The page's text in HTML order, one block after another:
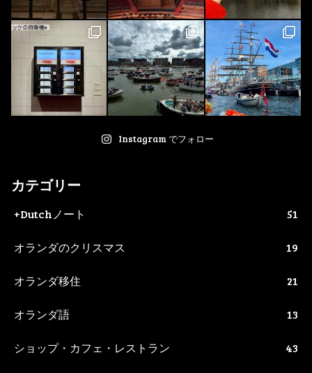
Instagram でフォロー
カテゴリー
+Dutchノート 51
オランダのクリスマス 19
オランダ移住 21
オランダ語 13
ショップ・カフェ・レストラン 43